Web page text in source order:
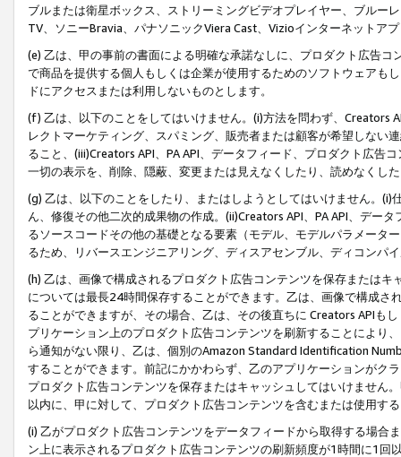
ブルまたは衛星ボックス、ストリーミングビデオプレイヤー、ブルー
TV、ソニーBravia、パナソニックViera Cast、Vizioインターネットア
(e) 乙は、甲の事前の書面による明確な承諾なしに、プロダクト広告
で商品を提供する個人もしくは企業が使用するためのソフトウェアも
ドにアクセスまたは利用しないものとします。
(f) 乙は、以下のことをしてはいけません。(i)方法を問わず、Creators
レクトマーケティング、スパミング、販売者または顧客が希望しない
ること、(iii)Creators API、PA API、データフィード、プロダクト広告
一切の表示を、削除、隠蔽、変更または見えなくしたり、読めなくし
(g) 乙は、以下のことをしたり、またはしようとしてはいけません。
ん、修復その他二次的成果物の作成。(ii)Creators API、PA API、デー
るソースコードその他の基礎となる要素（モデル、モデルパラメータ
るため、リバースエンジニアリング、ディスアセンブル、ディコンパ
(h) 乙は、画像で構成されるプロダクト広告コンテンツを保存または
については最長24時間保存することができます。乙は、画像で構成
ることができますが、その場合、乙は、その後直ちに Creators APIも
プリケーション上のプロダクト広告コンテンツを刷新することにより
ら通知がない限り、乙は、個別のAmazon Standard Identification
することができます。前記にかかわらず、乙のアプリケーションがク
プロダクト広告コンテンツを保存またはキャッシュしてはいけません
以内に、甲に対して、プロダクト広告コンテンツを含むまたは使用す
(i) 乙がプロダクト広告コンテンツをデータフィードから取得する場合
ン上に表示されるプロダクト広告コンテンツの刷新頻度が1時間に1